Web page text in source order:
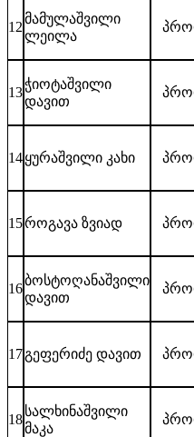
12
მამულაშვილი
ლეილა
13
ჭიოტაშვილი
დავით
14ყურაშვილი კახი
15როგავა ზვიად
16
ბოსტოღანაშვილი
დავით
17გეფერიძე დავით
18
სალხინაშვილი
მაკა